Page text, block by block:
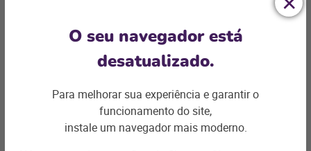
O seu navegador está
desatualizado.
Para melhorar sua experiência e garantir o
funcionamento do site,
instale um navegador mais moderno.